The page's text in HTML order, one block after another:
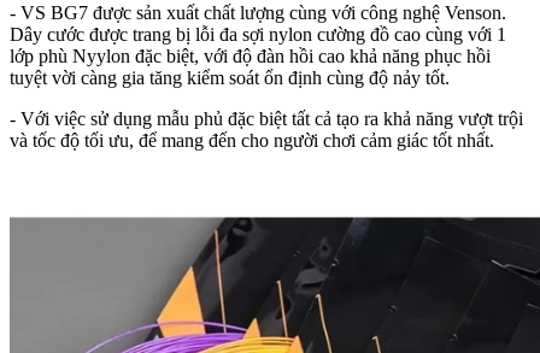
- VS BG7 được sản xuất chất lượng cùng với công nghệ Venson.
Dây cước được trang bị lỗi đa sợi nylon cường đồ cao cùng với 1
lớp phù Nyylon đặc biệt, với độ đàn hồi cao khả năng phục hồi
tuyệt vời càng gia tăng kiểm soát ổn định cùng độ nảy tốt.
- Với việc sử dụng mẫu phủ đặc biệt tất cả tạo ra khả năng vượt trội
và tốc độ tối ưu, để mang đến cho người chơi cảm giác tốt nhất.